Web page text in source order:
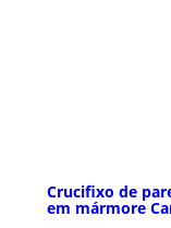
Crucifixo de
em mármore